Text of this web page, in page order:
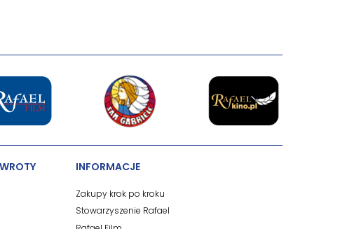
INFORMACJE
Zakupy krok po kroku
Stowarzyszenie Rafael